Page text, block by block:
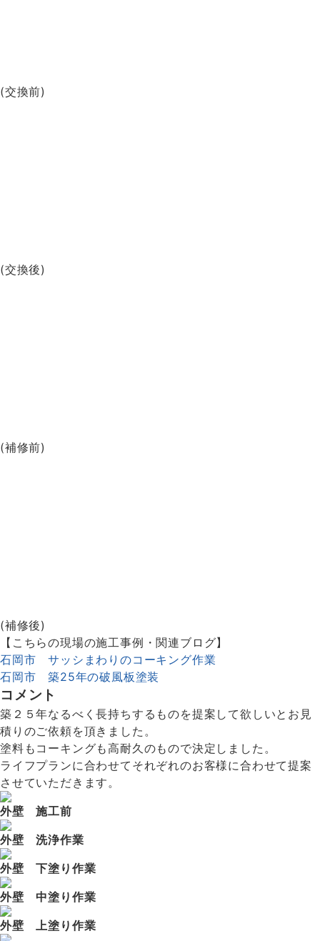
(交換前)
(交換後)
(補修前)
(補修後)
【こちらの現場の施工事例・関連ブログ】
石岡市 サッシまわりのコーキング作業
石岡市 築25年の破風板塗装
コメント
築２５年なるべく長持ちするものを提案して欲しいとお見
積りのご依頼を頂きました。
塗料もコーキングも高耐久のもので決定しました。
ライフプランに合わせてそれぞれのお客様に合わせて提案
させていただきます。
外壁 施工前
外壁 洗浄作業
外壁 下塗り作業
外壁 中塗り作業
外壁 上塗り作業